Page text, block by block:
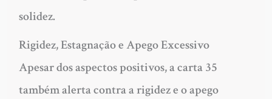
solidez.
Rigidez, Estagnação e Apego Excessivo
Apesar dos aspectos positivos, a carta 35
também alerta contra a rigidez e o apego